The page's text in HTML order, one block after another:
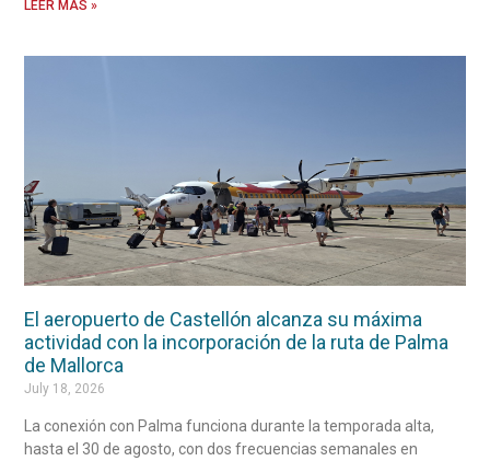
LEER MÁS »
El aeropuerto de Castellón alcanza su máxima
actividad con la incorporación de la ruta de Palma
de Mallorca
July 18, 2026
La conexión con Palma funciona durante la temporada alta,
hasta el 30 de agosto, con dos frecuencias semanales en